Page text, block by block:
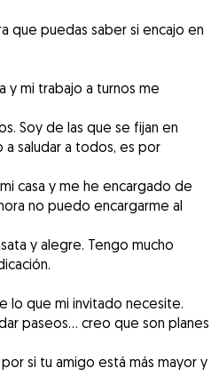
que puedas saber si encajo en
y mi trabajo a turnos me
Soy de las que se fijan en
a saludar a todos, es por
casa y me he encargado de
no puedo encargarme al
y alegre. Tengo mucho
lo que mi invitado necesite.
paseos… creo que son planes
si tu amigo está más mayor y